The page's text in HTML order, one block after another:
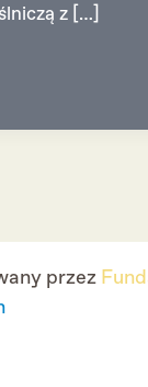
z […]
przez